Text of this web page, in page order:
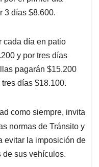
3 días $8.600.
cada día en patio
y por tres días
pagarán $15.200
días $18.100.
como siempre, invita
normas de Tránsito y
evitar la imposición de
de sus vehículos.